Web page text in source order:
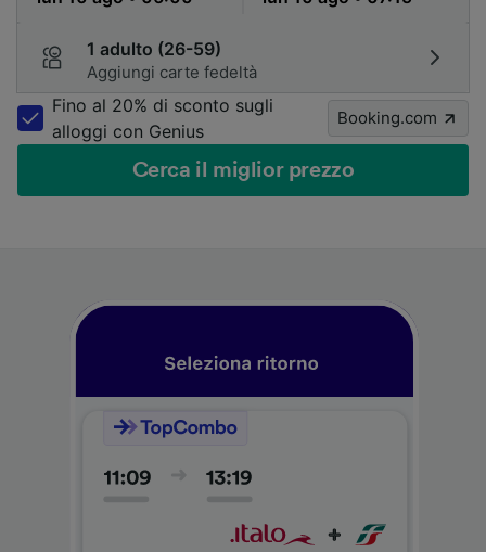
1 adulto (26-59)
Aggiungi carte fedeltà
Fino al 20% di sconto sugli
alloggi con Genius
Booking.com
Cerca il miglior prezzo